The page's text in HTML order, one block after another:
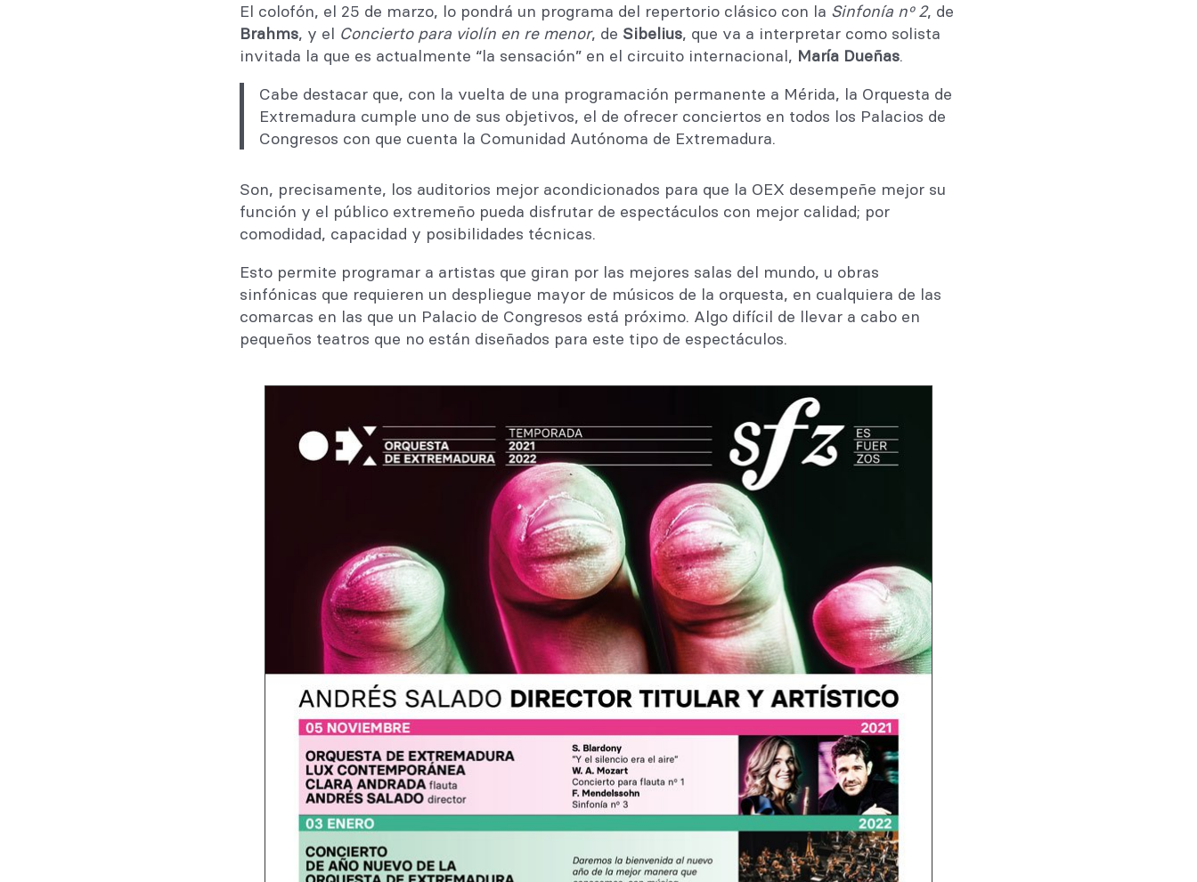
El colofón, el 25 de marzo, lo pondrá un programa del repertorio clásico con la Sinfonía nº 2, de
Brahms, y el Concierto para violín en re menor, de Sibelius, que va a interpretar como solista
invitada la que es actualmente “la sensación” en el circuito internacional, María Dueñas.
Cabe destacar que, con la vuelta de una programación permanente a Mérida, la Orquesta de
Extremadura cumple uno de sus objetivos, el de ofrecer conciertos en todos los Palacios de
Congresos con que cuenta la Comunidad Autónoma de Extremadura.
Son, precisamente, los auditorios mejor acondicionados para que la OEX desempeñe mejor su
función y el público extremeño pueda disfrutar de espectáculos con mejor calidad; por
comodidad, capacidad y posibilidades técnicas.
Esto permite programar a artistas que giran por las mejores salas del mundo, u obras
sinfónicas que requieren un despliegue mayor de músicos de la orquesta, en cualquiera de las
comarcas en las que un Palacio de Congresos está próximo. Algo difícil de llevar a cabo en
pequeños teatros que no están diseñados para este tipo de espectáculos.